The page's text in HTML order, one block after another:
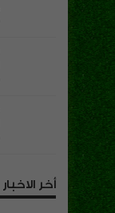
أخر الاخبار